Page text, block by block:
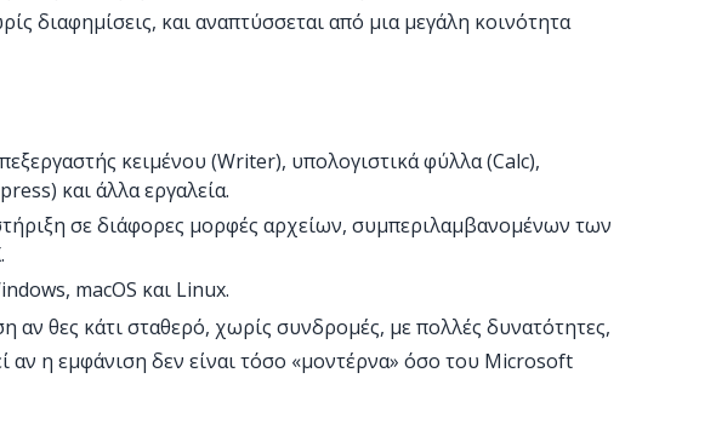
διαφημίσεις, και αναπτύσσεται από μια μεγάλη κοινότητα
κειμένου (Writer), υπολογιστικά φύλλα (Calc),
και άλλα εργαλεία.
σε διάφορες μορφές αρχείων, συμπεριλαμβανομένων των
macOS και Linux.
αν θες κάτι σταθερό, χωρίς συνδρομές, με πολλές δυνατότητες,
αν η εμφάνιση δεν είναι τόσο «μοντέρνα» όσο του Microsoft